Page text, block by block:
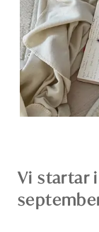
Vi startar